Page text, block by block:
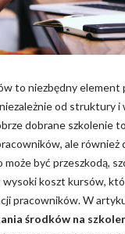
to niezbędny element
od struktury i
dobrane szkolenie
ale również
może być przeszkodą,
koszt kursów,
pracowników. W
środków na
które zmieniają
np. preferowany
użytkownik.
pomagają
w jaki sposób
gromadząc i